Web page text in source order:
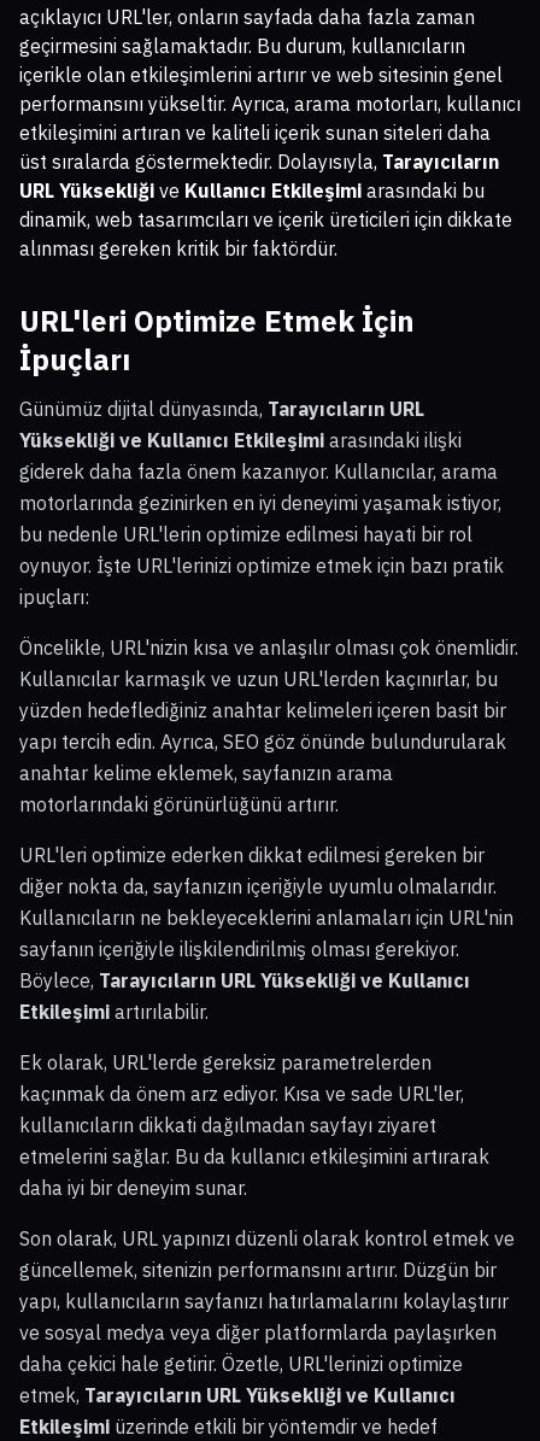
açıklayıcı URL'ler, onların sayfada daha fazla zaman
geçirmesini sağlamaktadır. Bu durum, kullanıcıların
içerikle olan etkileşimlerini artırır ve web sitesinin genel
performansını yükseltir. Ayrıca, arama motorları, kullanıcı
etkileşimini artıran ve kaliteli içerik sunan siteleri daha
üst sıralarda göstermektedir. Dolayısıyla, Tarayıcıların
URL Yüksekliği ve Kullanıcı Etkileşimi arasındaki bu
dinamik, web tasarımcıları ve içerik üreticileri için dikkate
alınması gereken kritik bir faktördür.
URL'leri Optimize Etmek İçin
İpuçları
Günümüz dijital dünyasında, Tarayıcıların URL
Yüksekliği ve Kullanıcı Etkileşimi arasındaki ilişki
giderek daha fazla önem kazanıyor. Kullanıcılar, arama
motorlarında gezinirken en iyi deneyimi yaşamak istiyor,
bu nedenle URL'lerin optimize edilmesi hayati bir rol
oynuyor. İşte URL'lerinizi optimize etmek için bazı pratik
ipuçları:
Öncelikle, URL'nizin kısa ve anlaşılır olması çok önemlidir.
Kullanıcılar karmaşık ve uzun URL'lerden kaçınırlar, bu
yüzden hedeflediğiniz anahtar kelimeleri içeren basit bir
yapı tercih edin. Ayrıca, SEO göz önünde bulundurularak
anahtar kelime eklemek, sayfanızın arama
motorlarındaki görünürlüğünü artırır.
URL'leri optimize ederken dikkat edilmesi gereken bir
diğer nokta da, sayfanızın içeriğiyle uyumlu olmalarıdır.
Kullanıcıların ne bekleyeceklerini anlamaları için URL'nin
sayfanın içeriğiyle ilişkilendirilmiş olması gerekiyor.
Böylece, Tarayıcıların URL Yüksekliği ve Kullanıcı
Etkileşimi artırılabilir.
Ek olarak, URL'lerde gereksiz parametrelerden
kaçınmak da önem arz ediyor. Kısa ve sade URL'ler,
kullanıcıların dikkati dağılmadan sayfayı ziyaret
etmelerini sağlar. Bu da kullanıcı etkileşimini artırarak
daha iyi bir deneyim sunar.
Son olarak, URL yapınızı düzenli olarak kontrol etmek ve
güncellemek, sitenizin performansını artırır. Düzgün bir
yapı, kullanıcıların sayfanızı hatırlamalarını kolaylaştırır
ve sosyal medya veya diğer platformlarda paylaşırken
daha çekici hale getirir. Özetle, URL'lerinizi optimize
etmek, Tarayıcıların URL Yüksekliği ve Kullanıcı
Etkileşimi üzerinde etkili bir yöntemdir ve hedef